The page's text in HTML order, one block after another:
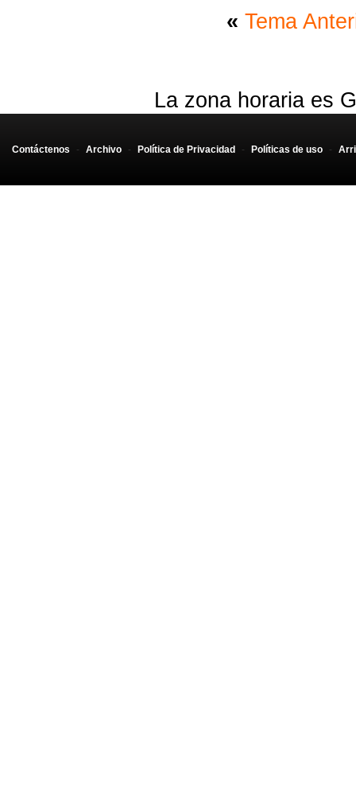
« Tema
La zona horaria es
Contáctenos - Archivo - Política de Privacidad - Políticas de uso -